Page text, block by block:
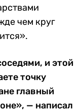
чем круг
и этой
точку
главный
— написал